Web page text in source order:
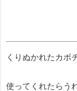
くりぬかれたカボ
使ってくれたらう